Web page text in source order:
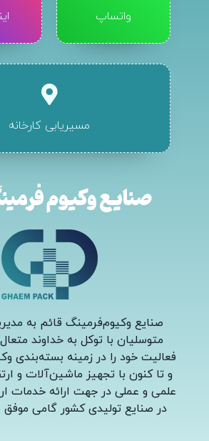
واتساپ
مسیریابی کارخانه
صنایع وکیوم
صنایع وکیوم‌فرمینگ قائم به
فعالیت خود را در زمینه بسته‌بندی
و تا کنون با تجهیز ماشین‌آلات و
علمی و عملی در جهت ارائه خدمات
در صنایع تولیدی کشور گامی